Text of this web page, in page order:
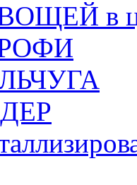
в